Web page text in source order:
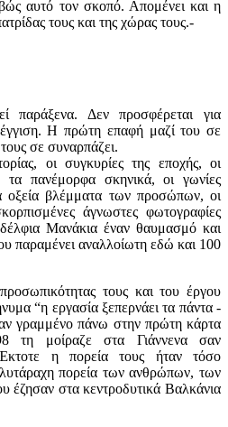
αυτό τον σκοπό. Απομένει και η
τους και της χώρας τους.-
Δεν προσφέρεται για
Η πρώτη επαφή μαζί του σε
σε συναρπάζει.
οι συγκυρίες της εποχής, οι
τα πανέμορφα σκηνικά, οι γωνίες
οξεία βλέμματα των προσώπων, οι
άγνωστες φωτογραφίες
Μανάκια έναν θαυμασμό και
παραμένει αναλλοίωτη εδώ και 100
τους και του έργου
“η εργασία ξεπερνάει τα πάντα -
γραμμένο πάνω στην πρώτη κάρτα
τη μοίραζε στα Γιάννενα σαν
η πορεία τους ήταν τόσο
πορεία των ανθρώπων, των
έζησαν στα κεντροδυτικά Βαλκάνια